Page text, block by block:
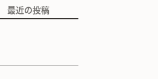
最近の投稿